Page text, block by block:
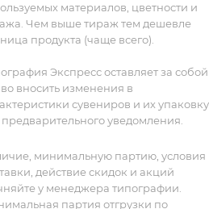
материалов, цветности и
Чем выше тираж тем дешевле
продукта (чаще всего).
Экспресс оставляет за собой
вносить изменения в
сувениров и их упаковку
предварительного уведомления.
минимальную партию, условия
действие скидок и акций
у менеджера типографии.
партия отгрузки по